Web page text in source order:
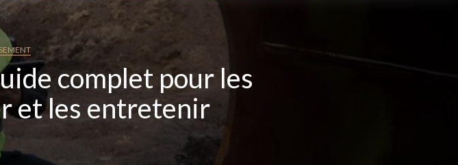
complet pour les
et les entretenir